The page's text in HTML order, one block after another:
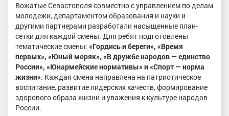
Вожатые Севастополя совместно с управлением по делам
молодежи, департаментом образования и науки и
другими партнерами разработали насыщенные план-
сетки для каждой смены. Для ребят подготовлены
тематические смены: «Гордись и береги», «Время
первых», «Юный моряк», «В дружбе народов — единство
России», «Юнармейские нормативы» и «Спорт — норма
жизни». Каждая смена направлена на патриотическое
воспитание, развитие лидерских качеств, формирование
здорового образа жизни и уважения к культуре народов
России.